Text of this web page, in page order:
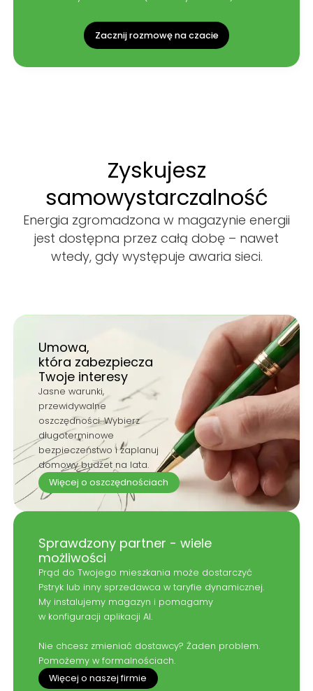
Zacznij rozmowę na czacie
Zyskujesz
samowystarczalność
Energia zgromadzona w magazynie energii
jest dostępna przez całą dobę – nawet
wtedy, gdy występuje awaria sieci.
Umowa,
która zabezpiecza
Twoje interesy
Jasne warunki,
przewidywalne
oszczędności. Wybierz
długoterminowe
bezpieczeństwo i zaplanuj
domowy budżet na lata.
Więcej o oszczędnościach
Sprawdzony partner - wiele
możliwości
Prąd do Twojego mieszkania może dostarczyć
Pstryk lub inny sprzedawca w taryfie dynamicznej.
My instalujemy magazyn i pomagamy
w konfiguracji aplikacji AI.
Nie chcesz zmieniać dostawcy? Żaden problem.
Pomożemy w formalnościach.
Więcej o naszej firmie